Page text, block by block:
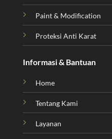
Paint & Modification
Proteksi Anti Karat
Informasi & Bantuan
Home
Tentang Kami
Layanan